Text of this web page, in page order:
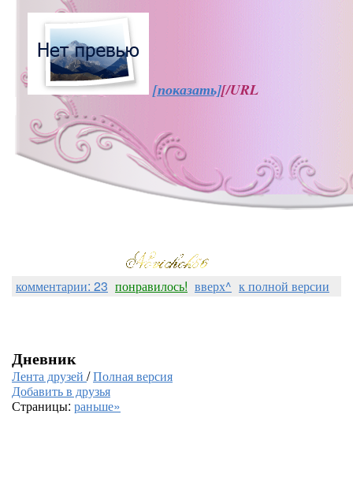
[показать][/URL
комментарии: 23 понравилось! вверх^ к полной версии
Дневник
Лента друзей /Полная версия
Добавить в друзья
Страницы: раньше»